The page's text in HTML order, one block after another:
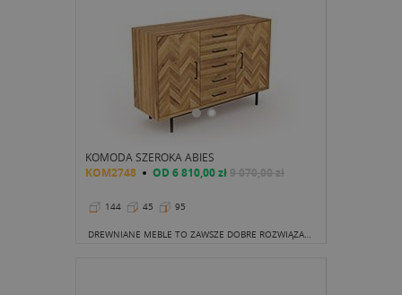
KOMODA SZEROKA ABIES
KOM2748 OD 6 810,00 zł9 070,00 zł
144 45 95
DREWNIANE MEBLE TO ZAWSZE DOBRE ROZWIĄZANIE. SZCZEGÓLNIE, GDY MAMY DO CZYNIENIA Z TAK PIĘKNĄ KOLEKCJĄ, JAK ABIES.